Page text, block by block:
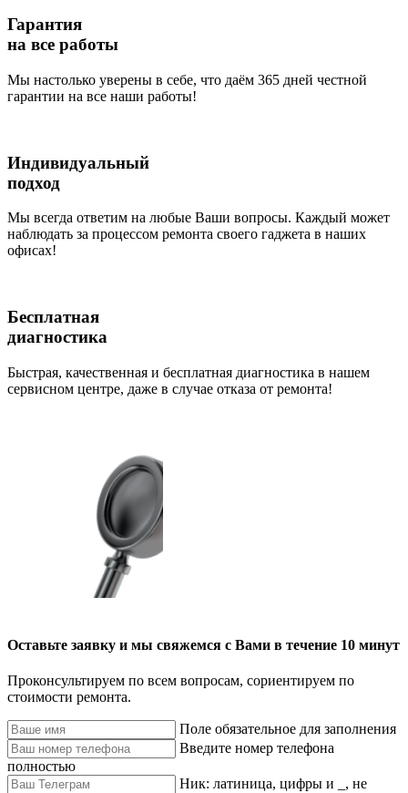
Гарантия
на все работы
Мы настолько уверены в себе, что даём 365 дней честной
гарантии на все наши работы!
Индивидуальный
подход
Мы всегда ответим на любые Ваши вопросы. Каждый может
наблюдать за процессом ремонта своего гаджета в наших
офисах!
Бесплатная
диагностика
Быстрая, качественная и бесплатная диагностика в нашем
сервисном центре, даже в случае отказа от ремонта!
Оставьте заявку и мы свяжемся с Вами в течение 10 минут
Проконсультируем по всем вопросам, сориентируем по
стоимости ремонта.
Поле обязательное для заполнения
Введите номер телефона
полностью
Ник: латиница, цифры и _, не